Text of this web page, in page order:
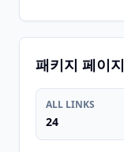
패키지 페이지
ALL LINKS
24